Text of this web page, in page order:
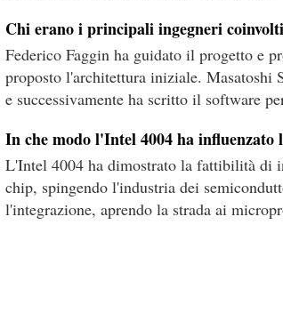
Chi erano i principali ingegneri
Federico Faggin ha guidato il progetto e
proposto l'architettura iniziale. Masatoshi
e successivamente ha scritto il software
In che modo l'Intel 4004 ha
L'Intel 4004 ha dimostrato la fattibilità di
chip, spingendo l'industria dei
l'integrazione, aprendo la strada ai